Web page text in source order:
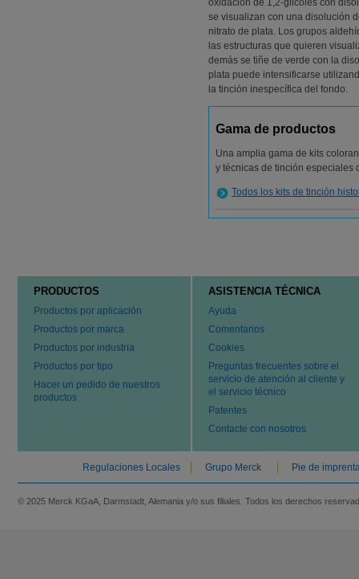
oxidación de 1,2-glicoles con
se visualizan con una disolución
nitrato de plata. Los grupos
las estructuras que quieren
demás se tiñe de verde con la
plata puede intensificarse
la tinción inespecífica del fondo.
Gama de productos
Una amplia gama de kits
y técnicas de tinción especiales
Todos los kits de tinción
PRODUCTOS
Productos por aplicación
Productos por marca
Productos por industria
Productos por tipo
Hacer un pedido de nuestros
productos
ASISTENCIA TÉCNICA
Ayuda
Comentarios
Cookies
Preguntas frecuentes sobre el
servicio de atención al cliente y
el servicio técnico
Patentes
Contacte con nosotros
Regulaciones Locales Grupo Merck Pie de
© 2025 Merck KGaA, Darmstadt, Alemania y/o sus filiales. Todos los derechos